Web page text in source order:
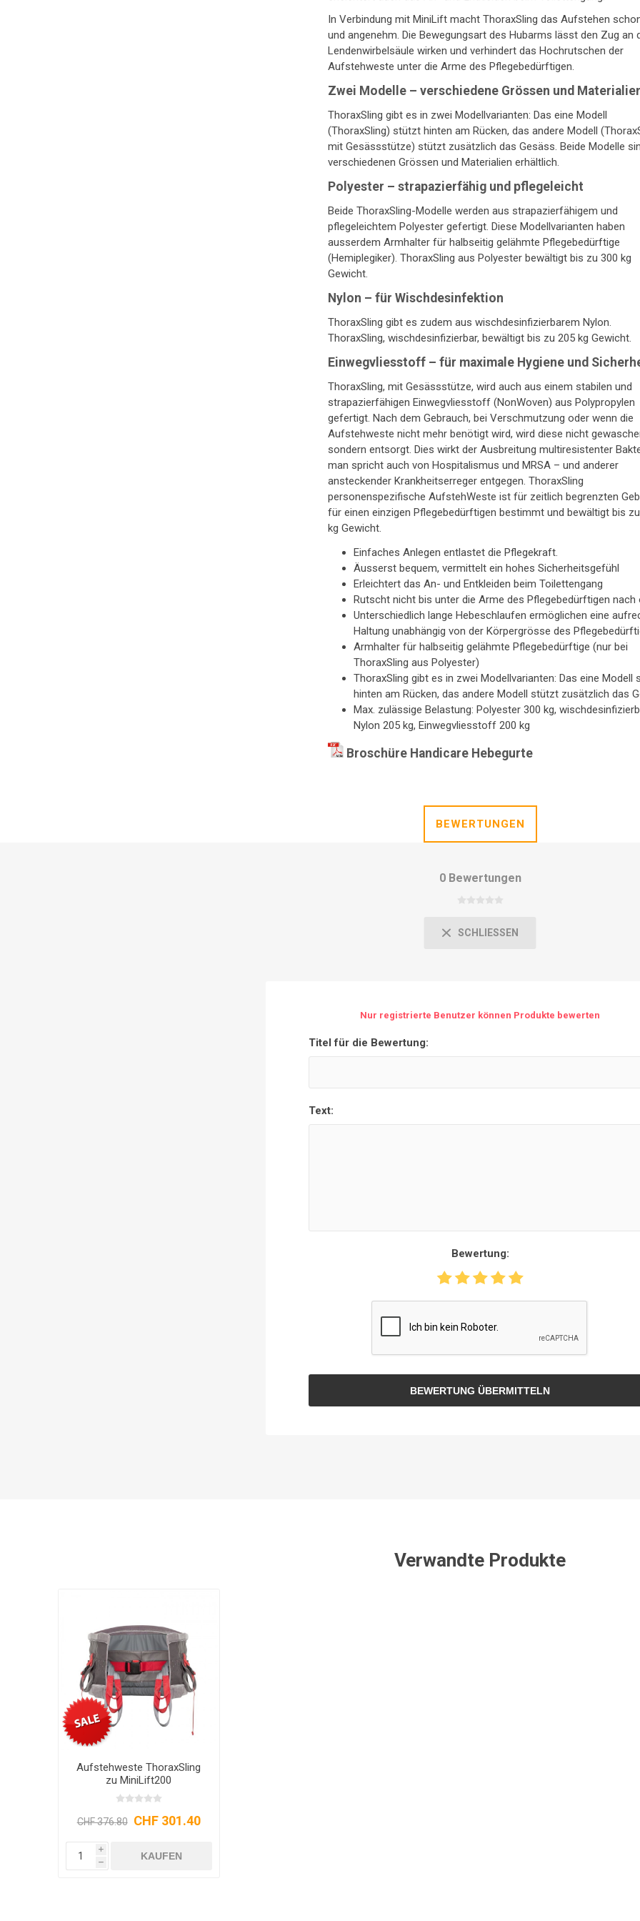
In Verbindung mit MiniLift macht ThoraxSling das Aufstehen
und angenehm. Die Bewegungsart des Hubarms lässt den Zug an
Lendenwirbelsäule wirken und verhindert das Hochrutschen der
Aufstehweste unter die Arme des Pflegebedürftigen.
Zwei Modelle – verschiedene Grössen und
ThoraxSling gibt es in zwei Modellvarianten: Das eine Modell
(ThoraxSling) stützt hinten am Rücken, das andere Modell
mit Gesässstütze) stützt zusätzlich das Gesäss. Beide Modelle
verschiedenen Grössen und Materialien erhältlich.
Polyester – strapazierfähig und pflegeleicht
Beide ThoraxSling-Modelle werden aus strapazierfähigem und
pflegeleichtem Polyester gefertigt. Diese Modellvarianten haben
ausserdem Armhalter für halbseitig gelähmte Pflegebedürftige
(Hemiplegiker). ThoraxSling aus Polyester bewältigt bis zu 300 kg
Gewicht.
Nylon – für Wischdesinfektion
ThoraxSling gibt es zudem aus wischdesinfizierbarem Nylon.
ThoraxSling, wischdesinfizierbar, bewältigt bis zu 205 kg Gewicht.
Einwegvliesstoff – für maximale Hygiene und
ThoraxSling, mit Gesässstütze, wird auch aus einem stabilen und
strapazierfähigen Einwegvliesstoff (NonWoven) aus Polypropylen
gefertigt. Nach dem Gebrauch, bei Verschmutzung oder wenn die
Aufstehweste nicht mehr benötigt wird, wird diese nicht
sondern entsorgt. Dies wirkt der Ausbreitung multiresistenter
man spricht auch von Hospitalismus und MRSA – und anderer
ansteckender Krankheitserreger entgegen. ThoraxSling
personenspezifische AufstehWeste ist für zeitlich begrenzten
für einen einzigen Pflegebedürftigen bestimmt und bewältigt bis
kg Gewicht.
Einfaches Anlegen entlastet die Pflegekraft.
Äusserst bequem, vermittelt ein hohes Sicherheitsgefühl
Erleichtert das An- und Entkleiden beim Toilettengang
Rutscht nicht bis unter die Arme des Pflegebedürftigen nach
Unterschiedlich lange Hebeschlaufen ermöglichen eine
Haltung unabhängig von der Körpergrösse des
Armhalter für halbseitig gelähmte Pflegebedürftige (nur bei
ThoraxSling aus Polyester)
ThoraxSling gibt es in zwei Modellvarianten: Das eine Modell
hinten am Rücken, das andere Modell stützt zusätzlich das
Max. zulässige Belastung: Polyester 300 kg,
Nylon 205 kg, Einwegvliesstoff 200 kg
Broschüre Handicare Hebegurte
BEWERTUNGEN
0 Bewertungen
SCHLIESSEN
Nur registrierte Benutzer können Produkte bewerten
Titel für die Bewertung:
Text:
Bewertung:
BEWERTUNG ÜBERMITTELN
Verwandte Produkte
Aufstehweste ThoraxSling
zu MiniLift200
CHF 376.80 CHF 301.40
i
h
KAUFEN